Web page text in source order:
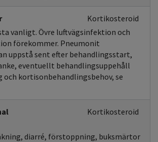
Kortikosteroid
vanligt. Övre luftvägsinfektion och
förekommer. Pneumonit
uppstå sent efter behandlingsstart,
eventuellt behandlingsuppehåll
kortisonbehandlingsbehov, se
Kortikosteroid
diarré, förstoppning, buksmärtor